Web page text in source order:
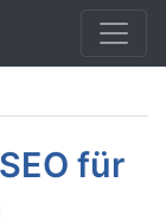
für